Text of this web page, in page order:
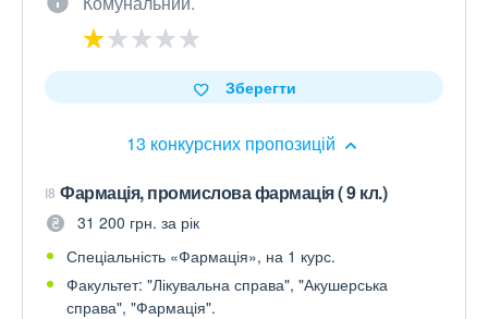
13 конкурсних пропозицій
Зберегти
I8 Фармація, промислова фармація ( 9 кл.)
31 200 грн. за рік
Спеціальність «Фармація», на 1 курс.
Факультет: "Лікувальна справа", "Акушерська
справа", "Фармація".